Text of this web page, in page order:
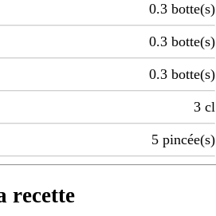
0.3 botte(s)
0.3 botte(s)
0.3 botte(s)
3 cl
5 pincée(s)
recette